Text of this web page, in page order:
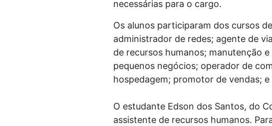
necessárias para o cargo.
Os alunos participaram dos cursos
administrador de redes; agente de
de recursos humanos; manutenção
pequenos negócios; operador de
hospedagem; promotor de vendas;
O estudante Edson dos Santos, do
assistente de recursos humanos.